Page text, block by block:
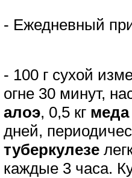
- Ежедневный
- 100 г сухой
огне 30 минут,
алоэ, 0,5 кг меда
дней,
туберкулезе
каждые 3 часа.